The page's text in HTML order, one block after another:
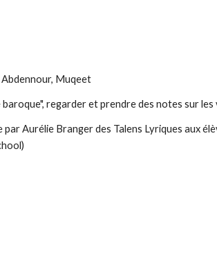
Abdennour, Muqeet
regarder et prendre des notes sur
par Aurélie Branger des Talens Lyriques aux